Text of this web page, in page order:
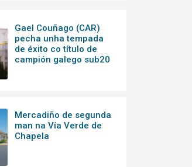
Gael Couñago (CAR)
pecha unha tempada
de éxito co título de
campión galego sub20
Mercadiño de segunda
man na Vía Verde de
Chapela